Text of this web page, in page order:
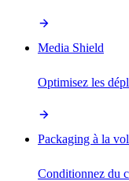
Media Shield
Optimisez les
Packaging à la
Conditionnez du